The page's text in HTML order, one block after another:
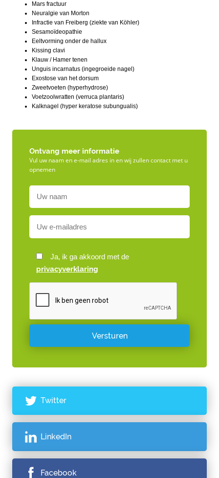
Mars fractuur
Neuralgie van Morton
Infractie van Freiberg (ziekte van Köhler)
Sesamoïdeopathie
Eeltvorming onder de hallux
Kissing clavi
Klauw / Hamer tenen
Unguis incarnatus (ingegroeide nagel)
Exostose van het dorsum
Zweetvoeten (hyperhydrose)
Voetzoolwratten (verruca plantaris)
Kalknagel (hyper keratose subungualis)
Ontvang meer informatie
Vul uw naam en e-mail adres in en wij zullen contact met u
opnemen
Ja, ik ga akkoord met de
privacyverklaring
Twitter
LinkedIn
Facebook